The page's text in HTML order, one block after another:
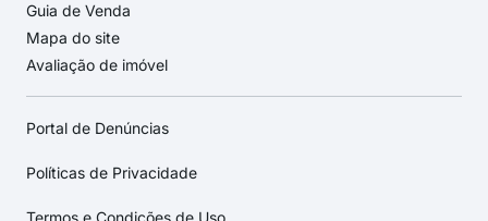
Guia de Venda
Mapa do site
Avaliação de imóvel
Portal de Denúncias
Políticas de Privacidade
Termos e Condições de Uso